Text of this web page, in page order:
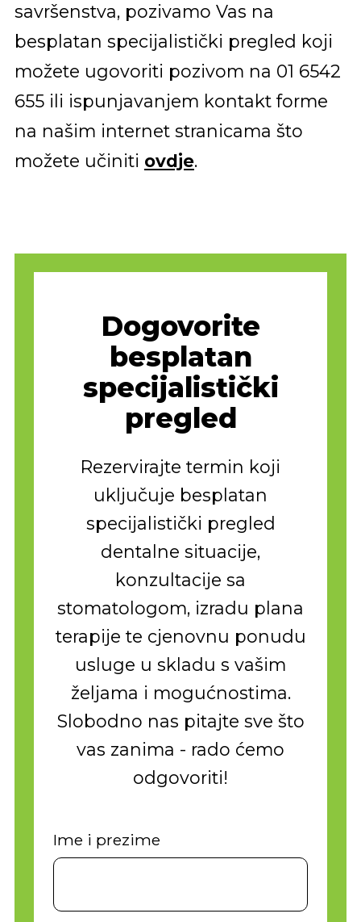
savršenstva, pozivamo Vas na
besplatan specijalistički pregled koji
možete ugovoriti pozivom na 01 6542
655 ili ispunjavanjem kontakt forme
na našim internet stranicama što
možete učiniti ovdje.
Dogovorite
besplatan
specijalistički
pregled
Rezervirajte termin koji
uključuje besplatan
specijalistički pregled
dentalne situacije,
konzultacije sa
stomatologom, izradu plana
terapije te cjenovnu ponudu
usluge u skladu s vašim
željama i mogućnostima.
Slobodno nas pitajte sve što
vas zanima - rado ćemo
odgovoriti!
Ime i prezime